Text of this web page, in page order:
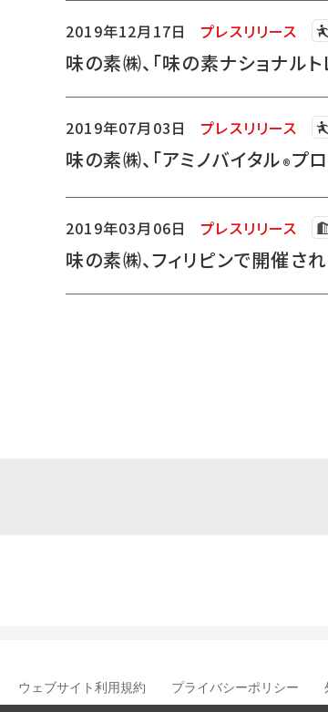
2019年12月17日 プレスリリース
味の素㈱、「味の素ナショナル
2019年07月03日 プレスリリース
味の素㈱、「アミノバイタル®プ
2019年03月06日 プレスリリース
味の素㈱、フィリピンで開催
ウェブサイト利用規約 プライバシーポリシー